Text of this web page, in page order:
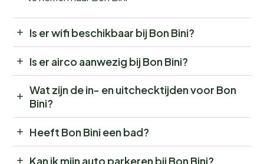
Is er wifi beschikbaar bij Bon Bini?
Is er airco aanwezig bij Bon Bini?
Wat zijn de in- en uitchecktijden voor Bon
Bini?
Heeft Bon Bini een bad?
Kan ik mijn auto parkeren bij Bon Bini?